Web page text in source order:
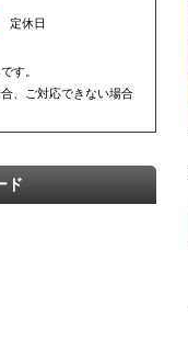
定休日
す。
、ご対応できない場合
ド